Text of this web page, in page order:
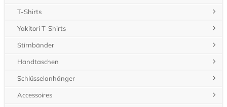
T-Shirts
Yakitori T-Shirts
Stirnbänder
Handtaschen
Schlüsselanhänger
Accessoires